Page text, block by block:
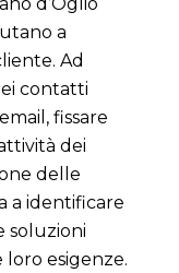
d’Oglio
a
Ad
contatti
fissare
dei
delle
a identificare
soluzioni
loro esigenze.